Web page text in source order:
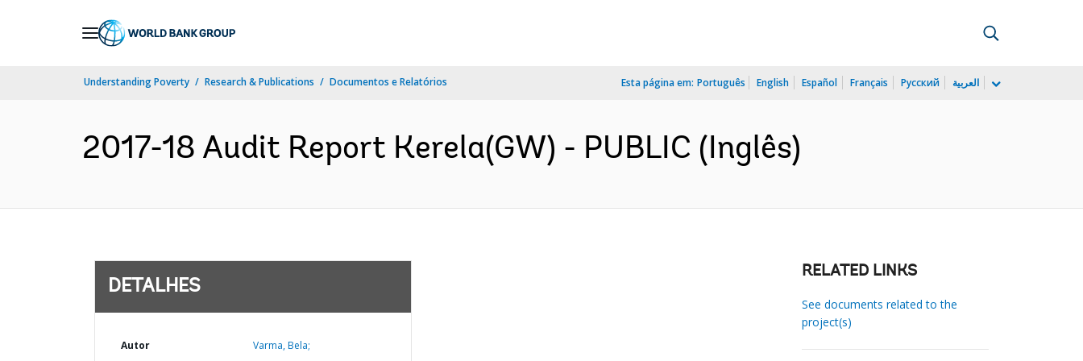
Understanding Poverty Research & Publications Documentos e Relatórios Esta página em: Português English Español Français Русский العربية
2017-18 Audit Report Kerela(GW) - PUBLIC (Inglês)
DETALHES
Autor Varma, Bela;
RELATED LINKS
See documents related to the
project(s)